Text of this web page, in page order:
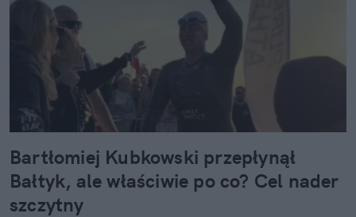
Bartłomiej Kubkowski przepłynął
Bałtyk, ale właściwie po co? Cel nader
szczytny